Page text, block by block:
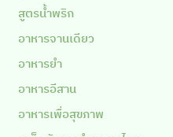
สูตรน้ำพริก
อาหารจานเดียว
อาหารยำ
อาหารอีสาน
อาหารเพื่อสุขภาพ